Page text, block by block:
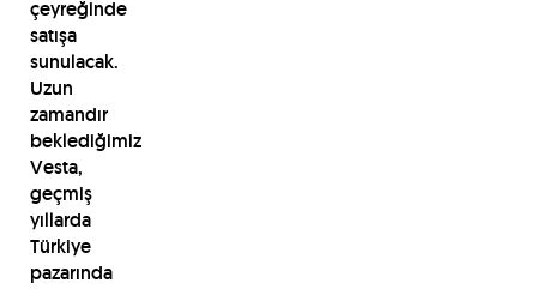
çeyreğinde
satışa
sunulacak.
Uzun
zamandır
beklediğimiz
Vesta,
geçmiş
yıllarda
Türkiye
pazarında